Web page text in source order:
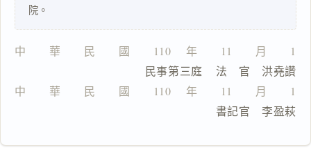
院。
中　　華　　民　　國　　110 　年　　11　　月　　11
                  民事第三庭    法　官　洪堯讚
中　　華　　民　　國　　110 　年　　11　　月　　11
                                書記官　李盈萩
複
文